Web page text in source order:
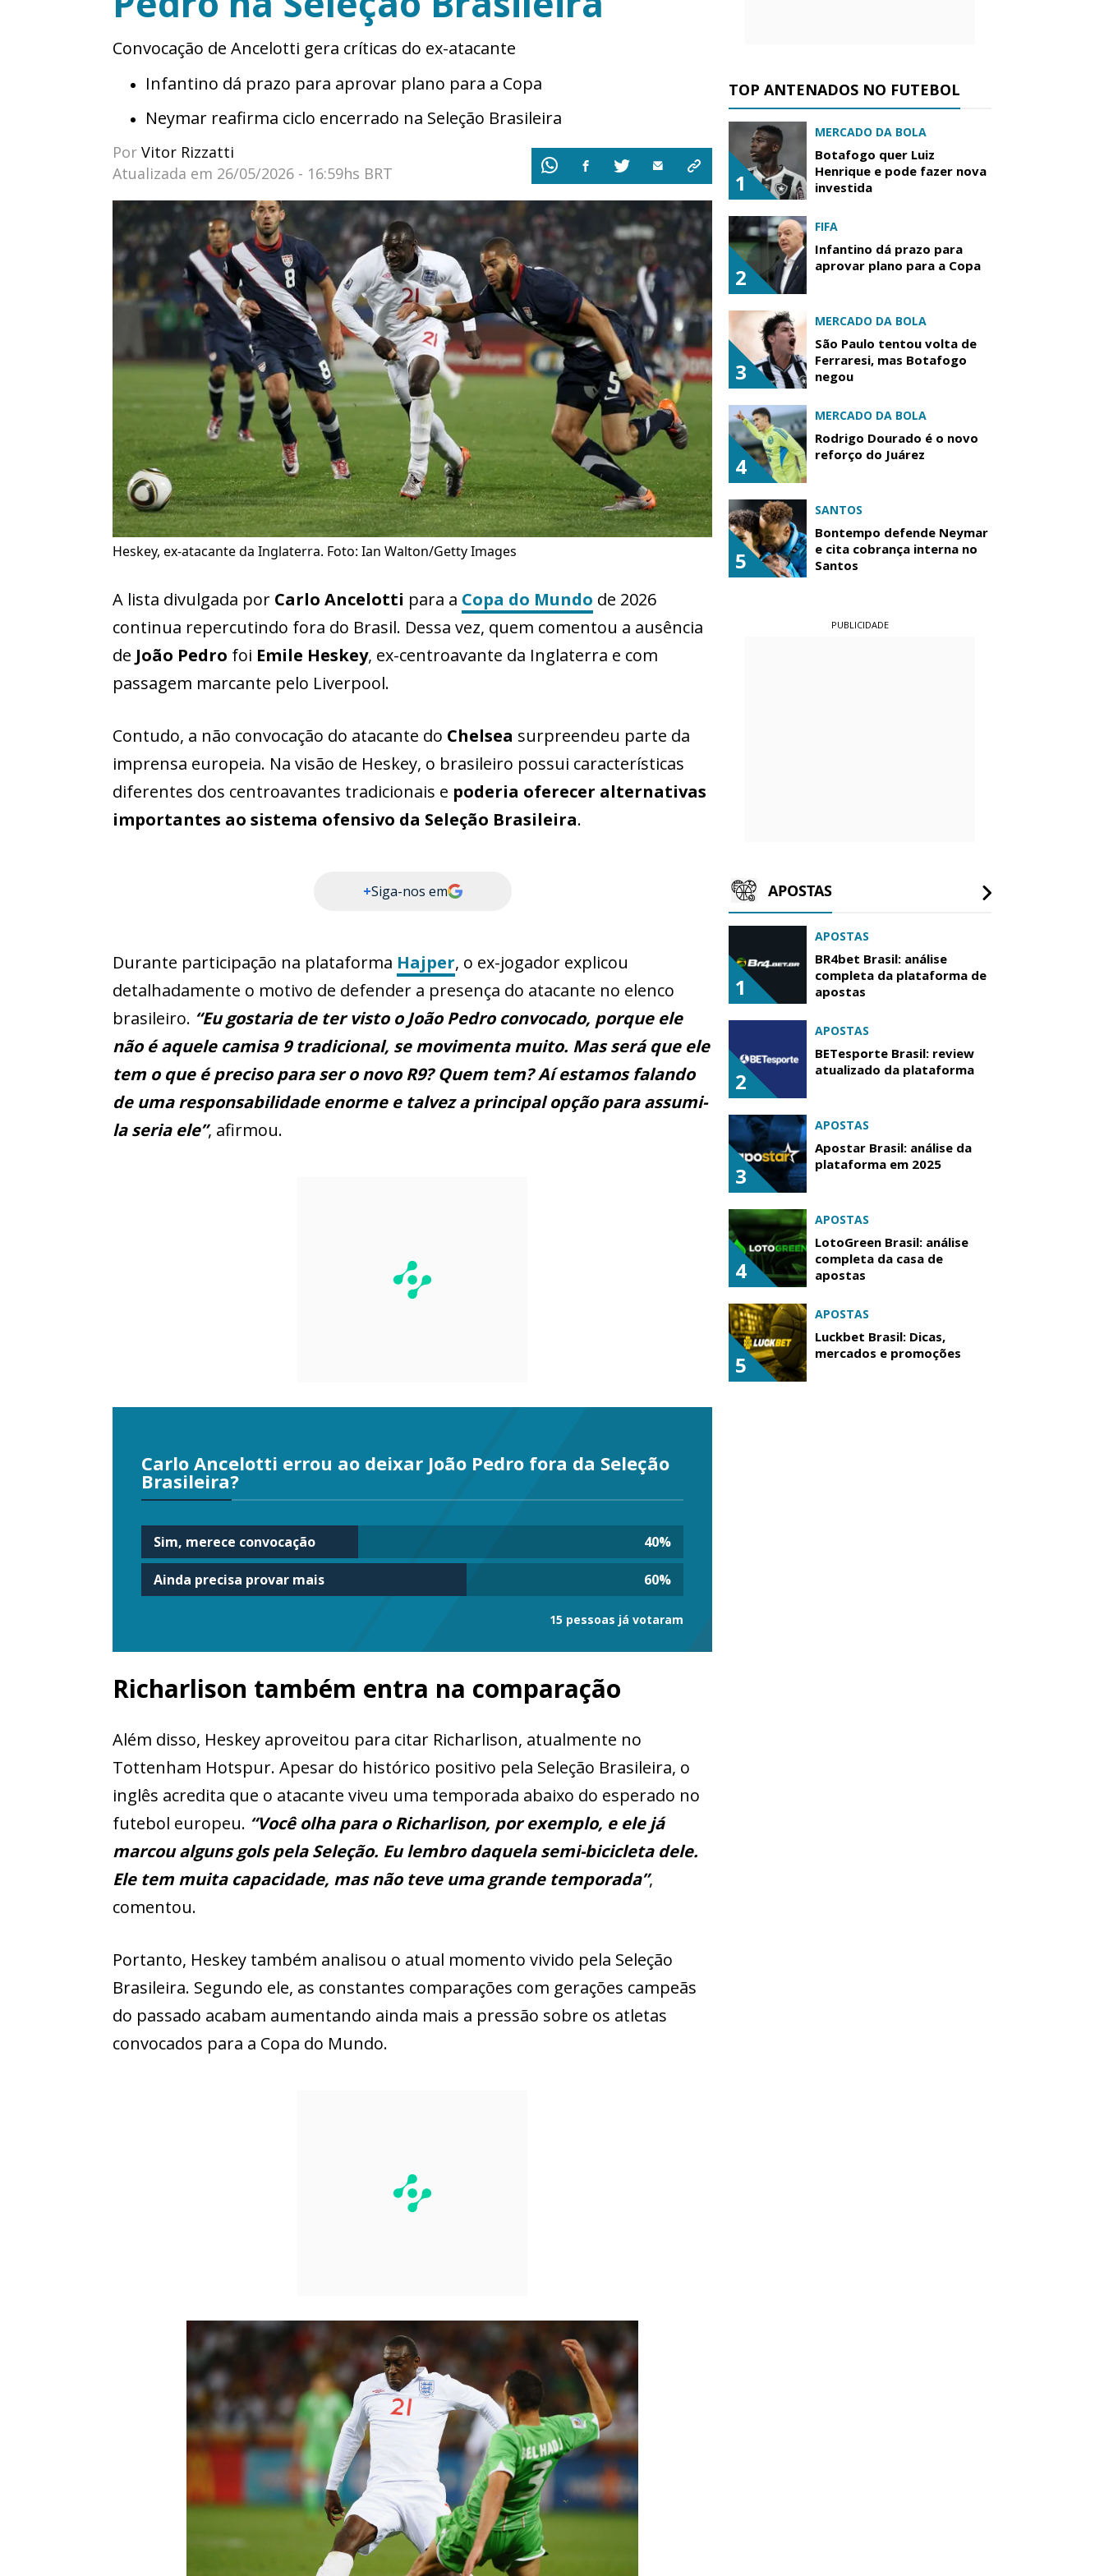
Convocação de Ancelotti gera críticas do ex-atacante
Infantino dá prazo para aprovar plano para a Copa
Neymar reafirma ciclo encerrado na Seleção Brasileira
Por Vitor Rizzatti
Atualizada em 26/05/2026 - 16:59hs BRT
Heskey, ex-atacante da Inglaterra. Foto: Ian Walton/Getty Images
A lista divulgada por Carlo Ancelotti para a Copa do Mundo de 2026
continua repercutindo fora do Brasil. Dessa vez, quem comentou a ausência
de João Pedro foi Emile Heskey, ex-centroavante da Inglaterra e com
passagem marcante pelo Liverpool.
Contudo, a não convocação do atacante do Chelsea surpreendeu parte da
imprensa europeia. Na visão de Heskey, o brasileiro possui características
diferentes dos centroavantes tradicionais e poderia oferecer alternativas
importantes ao sistema ofensivo da Seleção Brasileira.
+Siga-nos em
Durante participação na plataforma Hajper, o ex-jogador explicou
detalhadamente o motivo de defender a presença do atacante no elenco
brasileiro. “Eu gostaria de ter visto o João Pedro convocado, porque ele
não é aquele camisa 9 tradicional, se movimenta muito. Mas será que ele
tem o que é preciso para ser o novo R9? Quem tem? Aí estamos falando
de uma responsabilidade enorme e talvez a principal opção para assumi-
la seria ele”, afirmou.
Carlo Ancelotti errou ao deixar João Pedro fora da Seleção
Brasileira?
Sim, merece convocação 40%
Ainda precisa provar mais 60%
15 pessoas já votaram
Richarlison também entra na comparação
Além disso, Heskey aproveitou para citar Richarlison, atualmente no
Tottenham Hotspur. Apesar do histórico positivo pela Seleção Brasileira, o
inglês acredita que o atacante viveu uma temporada abaixo do esperado no
futebol europeu. “Você olha para o Richarlison, por exemplo, e ele já
marcou alguns gols pela Seleção. Eu lembro daquela semi-bicicleta dele.
Ele tem muita capacidade, mas não teve uma grande temporada”,
comentou.
Portanto, Heskey também analisou o atual momento vivido pela Seleção
Brasileira. Segundo ele, as constantes comparações com gerações campeãs
do passado acabam aumentando ainda mais a pressão sobre os atletas
convocados para a Copa do Mundo.
TOP ANTENADOS NO FUTEBOL
1
MERCADO DA BOLA
Botafogo quer Luiz
Henrique e pode fazer nova
investida
2
FIFA
Infantino dá prazo para
aprovar plano para a Copa
3
MERCADO DA BOLA
São Paulo tentou volta de
Ferraresi, mas Botafogo
negou
4
MERCADO DA BOLA
Rodrigo Dourado é o novo
reforço do Juárez
5
SANTOS
Bontempo defende Neymar
e cita cobrança interna no
Santos
PUBLICIDADE
APOSTAS
1
APOSTAS
BR4bet Brasil: análise
completa da plataforma de
apostas
2
APOSTAS
BETesporte Brasil: review
atualizado da plataforma
3
APOSTAS
Apostar Brasil: análise da
plataforma em 2025
4
APOSTAS
LotoGreen Brasil: análise
completa da casa de
apostas
5
APOSTAS
Luckbet Brasil: Dicas,
mercados e promoções